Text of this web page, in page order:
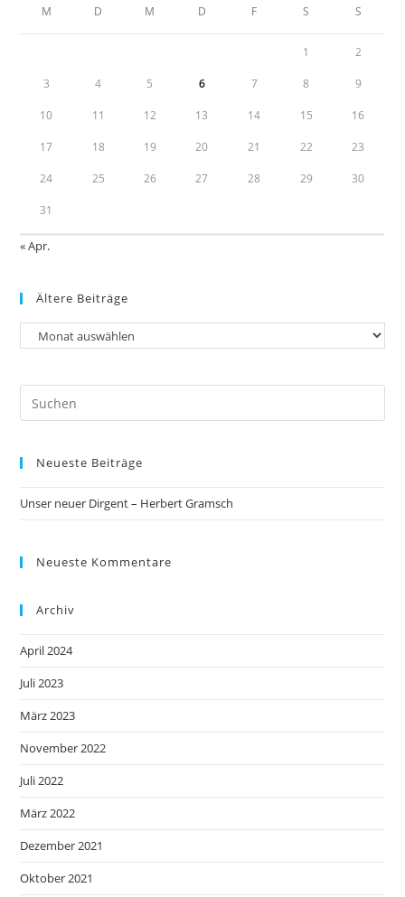
M D M D F S S
1 2
3 4 5 6 7 8 9
10 11 12 13 14 15 16
17 18 19 20 21 22 23
24 25 26 27 28 29 30
31
« Apr.
Ältere Beiträge
Neueste Beiträge
Unser neuer Dirgent – Herbert Gramsch
Neueste Kommentare
Archiv
April 2024
Juli 2023
März 2023
November 2022
Juli 2022
März 2022
Dezember 2021
Oktober 2021